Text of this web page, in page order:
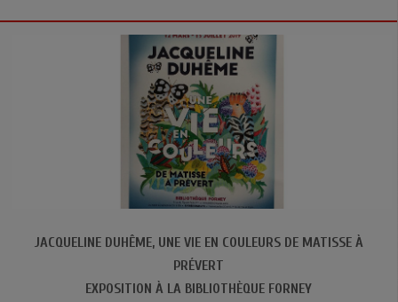
JACQUELINE DUHÊME, UNE VIE EN COULEURS DE MATISSE À
PRÉVERT
EXPOSITION À LA BIBLIOTHÈQUE FORNEY